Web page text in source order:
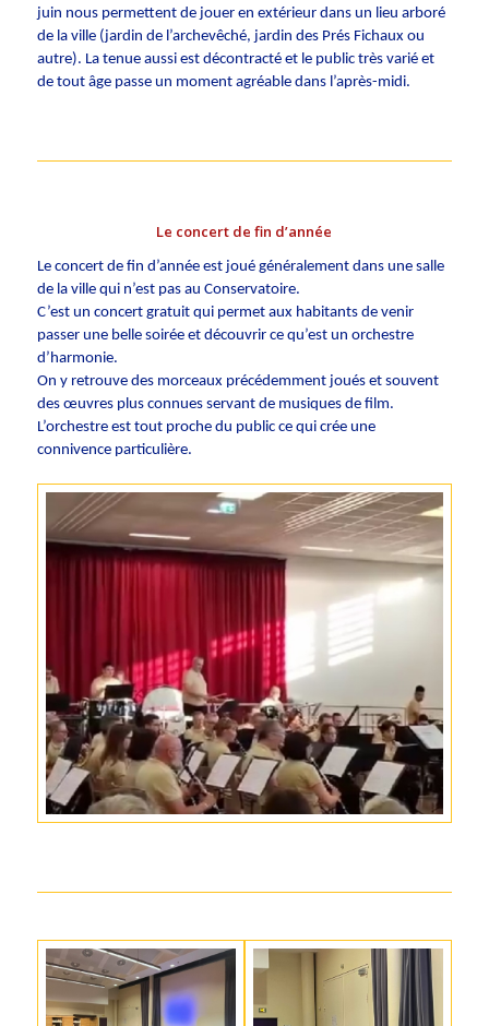
juin nous permettent de jouer en extérieur dans un lieu arboré
de la ville (jardin de l’archevêché, jardin des Prés Fichaux ou
autre). La tenue aussi est décontracté et le public très varié et
de tout âge passe un moment agréable dans l’après-midi.
Le concert de fin d’année
Le concert de fin d’année est joué généralement dans une salle
de la ville qui n’est pas au Conservatoire.
C’est un concert gratuit qui permet aux habitants de venir
passer une belle soirée et découvrir ce qu’est un orchestre
d’harmonie.
On y retrouve des morceaux précédemment joués et souvent
des œuvres plus connues servant de musiques de film.
L’orchestre est tout proche du public ce qui crée une
connivence particulière.